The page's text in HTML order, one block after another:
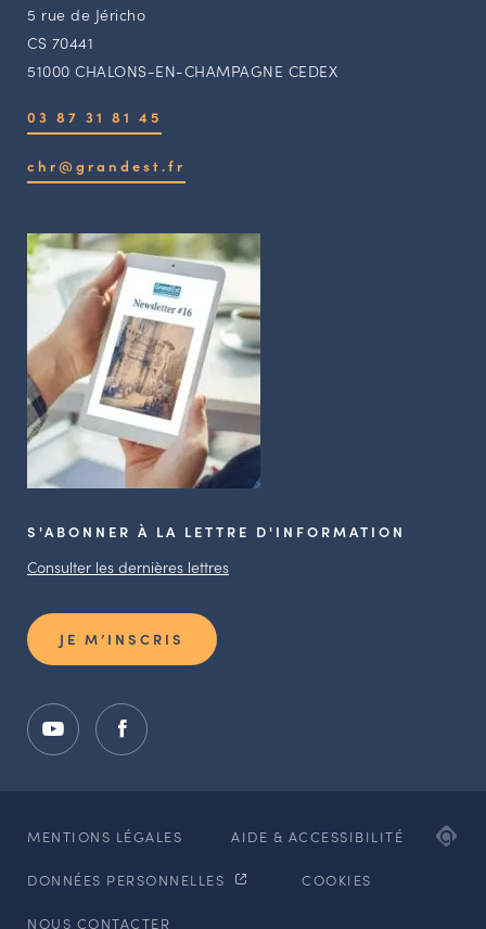
5 rue de Jéricho
CS 70441
51000 CHALONS-EN-CHAMPAGNE CEDEX
03 87 31 81 45
chr@grandest.fr
S'ABONNER À LA LETTRE D'INFORMATION
Consulter les dernières lettres
JE M’INSCRIS
MENTIONS LÉGALES AIDE & ACCESSIBILITÉ
DONNÉES PERSONNELLES COOKIES
NOUS CONTACTER